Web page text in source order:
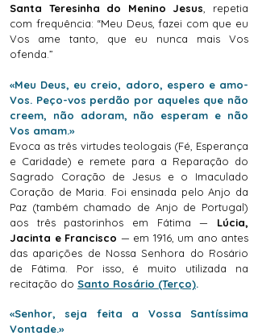
Santa Teresinha do Menino Jesus , repetia
com frequência: “Meu Deus, fazei com que eu
Vos ame tanto, que eu nunca mais Vos
ofenda.”
«Meu Deus, eu creio, adoro, espero e amo-
Vos. Peço-vos perdão por aqueles que não
creem, não adoram, não esperam e não
Vos amam.»
Evoca as três virtudes teologais (Fé, Esperança
e Caridade) e remete para a Reparação do
Sagrado Coração de Jesus e o Imaculado
Coração de Maria. Foi ensinada pelo Anjo da
Paz (também chamado de Anjo de Portugal)
aos três pastorinhos em Fátima — Lúcia,
Jacinta e Francisco — em 1916, um ano antes
das aparições de Nossa Senhora do Rosário
de Fátima. Por isso, é muito utilizada na
recitação do Santo Rosário (Terço).
«Senhor, seja feita a Vossa Santíssima
Vontade.»